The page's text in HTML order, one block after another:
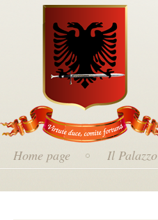
Home page Il Palazzo